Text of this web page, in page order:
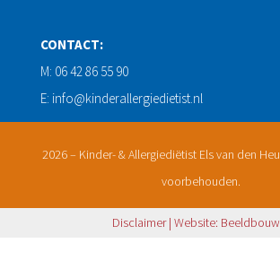
CONTACT:
M: 06 42 86 55 90
E: info@kinderallergiedietist.nl
2026 – Kinder- & Allergiediëtist Els van den
voorbehouden.
Disclaimer| Website: